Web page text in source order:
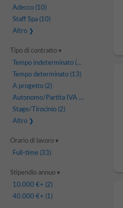
Adecco(10)
Staff Spa(10)
Altro
Tipo di contratto
Tempo indeterminato(17)
Tempo determinato(13)
A progetto(2)
Autonomo/Partita IVA(2)
Stage/Tirocinio(2)
Altro
Orario di lavoro
Full-time(33)
Stipendio annuo
10.000 €+ (2)
40.000 €+ (1)